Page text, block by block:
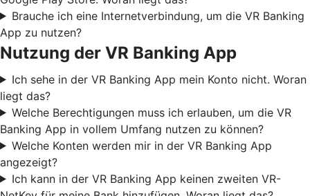
Brauche ich eine Internetverbindung, um die VR Banking
App zu nutzen?
Nutzung der VR Banking App
Ich sehe in der VR Banking App mein Konto nicht. Woran
liegt das?
Welche Berechtigungen muss ich erlauben, um die VR
Banking App in vollem Umfang nutzen zu können?
Welche Konten werden mir in der VR Banking App
angezeigt?
Ich kann in der VR Banking App keinen zweiten VR-